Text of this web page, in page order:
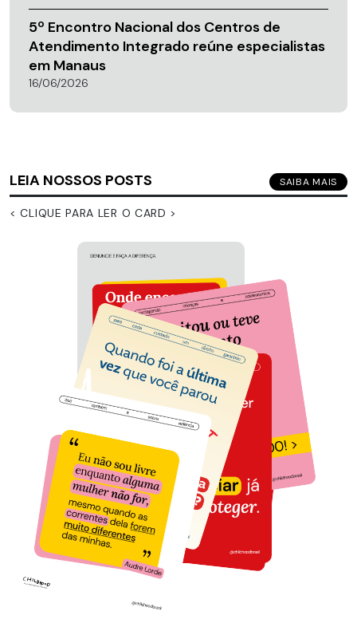
5º Encontro Nacional dos Centros de
Atendimento Integrado reúne especialistas
em Manaus
16/06/2026
LEIA NOSSOS POSTS SAIBA MAIS
< CLIQUE PARA LER O CARD >